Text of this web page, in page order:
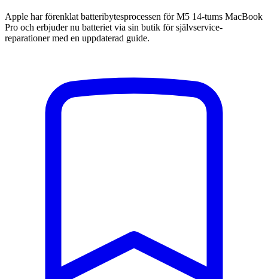
Apple har förenklat batteribytesprocessen för M5 14-tums MacBook
Pro och erbjuder nu batteriet via sin butik för självservice-
reparationer med en uppdaterad guide.